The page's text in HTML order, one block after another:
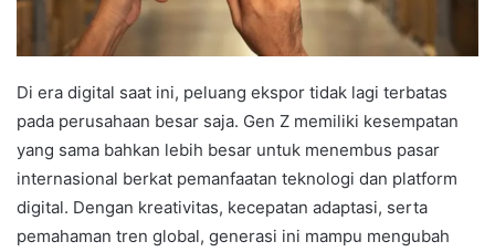
Di era digital saat ini, peluang ekspor tidak lagi terbatas
pada perusahaan besar saja. Gen Z memiliki kesempatan
yang sama bahkan lebih besar untuk menembus pasar
internasional berkat pemanfaatan teknologi dan platform
digital. Dengan kreativitas, kecepatan adaptasi, serta
pemahaman tren global, generasi ini mampu mengubah